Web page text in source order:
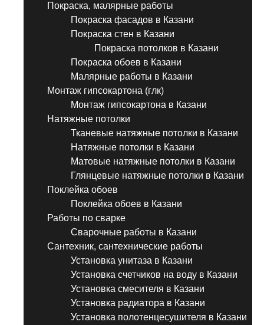
Покраска, малярные работы
Покраска фасадов в Казани
Покраска стен в Казани
Покраска потолков в Казани
Покраска обоев в Казани
Малярные работы в Казани
Монтаж гипсокартона (глк)
Монтаж гипсокартона в Казани
Натяжные потолки
Тканевые натяжные потолки в Казани
Натяжные потолки в Казани
Матовые натяжные потолки в Казани
Глянцевые натяжные потолки в Казани
Поклейка обоев
Поклейка обоев в Казани
Работы по сварке
Сварочные работы в Казани
Сантехник, сантехнические работы
Установка унитаза в Казани
Установка счетчиков на воду в Казани
Установка смесителя в Казани
Установка радиатора в Казани
Установка полотенцесушителя в Казани